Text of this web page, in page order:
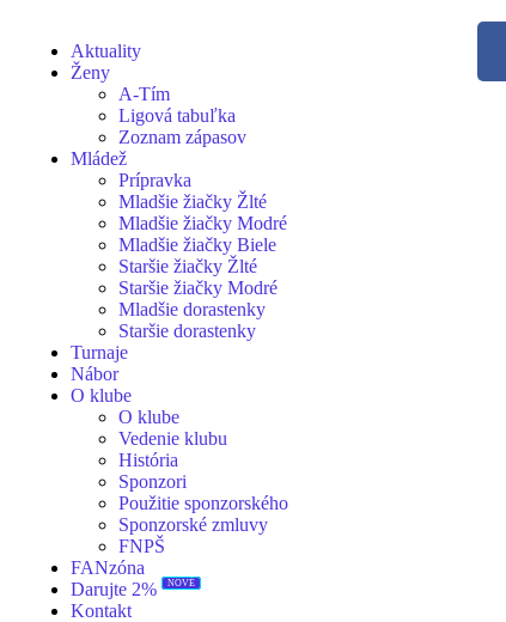
Aktuality
Ženy
A-Tím
Ligová tabuľka
Zoznam zápasov
Mládež
Prípravka
Mladšie žiačky Žlté
Mladšie žiačky Modré
Mladšie žiačky Biele
Staršie žiačky Žlté
Staršie žiačky Modré
Mladšie dorastenky
Staršie dorastenky
Turnaje
Nábor
O klube
O klube
Vedenie klubu
História
Sponzori
Použitie sponzorského
Sponzorské zmluvy
FNPŠ
FANzóna
Darujte 2%
NOVÉ
Kontakt